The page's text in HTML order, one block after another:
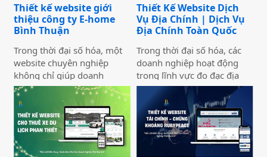
của bạn hoàn toàn vượt
trội.
Thiết kế website giới
thiệu công ty E-home
Bình Thuận
Trong thời đại số hóa, một
website chuyên nghiệp
không chỉ giúp doanh
nghiệp nâng cao uy tín mà
còn là công cụ tiếp cận
khách hàng hiệu quả. Dịch
vụ thiết kế website giới
thiệu công ty mang đến giải
pháp tối ưu, giúp doanh
Thiết Kế Website Dịch
Vụ Địa Chính | Dịch Vụ
Địa Chính Toàn Quốc
Trong thời đại số hóa, các
doanh nghiệp hoạt động
trong lĩnh vực đo đạc địa
chính cần có một website
chuyên nghiệp để nâng cao
uy tín và thu hút khách
hàng. Thiết Kế Website Biển
Vàng cung cấp giải pháp
thiết kế website đo đạc địa